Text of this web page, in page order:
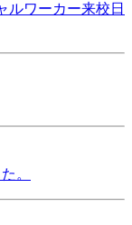
ルワーカー来校日
。